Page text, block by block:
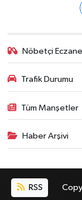
Nöbetçi
Trafik Durumu
Tüm Manşetler
Haber Arşivi
RSS